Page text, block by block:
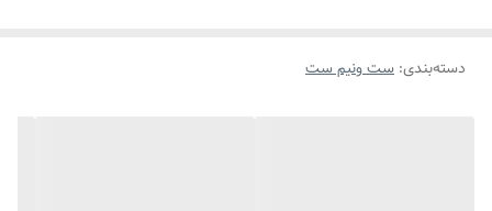
دسته‌بندی: ست ونیم ست